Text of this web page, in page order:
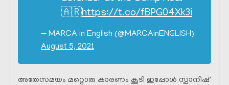
🇦🇷https://t.co/fBPG04Xk3i
— MARCA in English (@MARCAinENGLISH)
August 5, 2021
അതേസമയം മറ്റൊരു കാരണം കൂടി ഇപ്പോൾ സ്പാനിഷ്